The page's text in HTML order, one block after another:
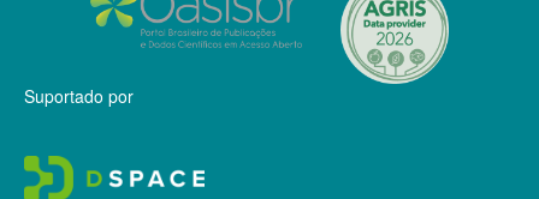
Suportado por